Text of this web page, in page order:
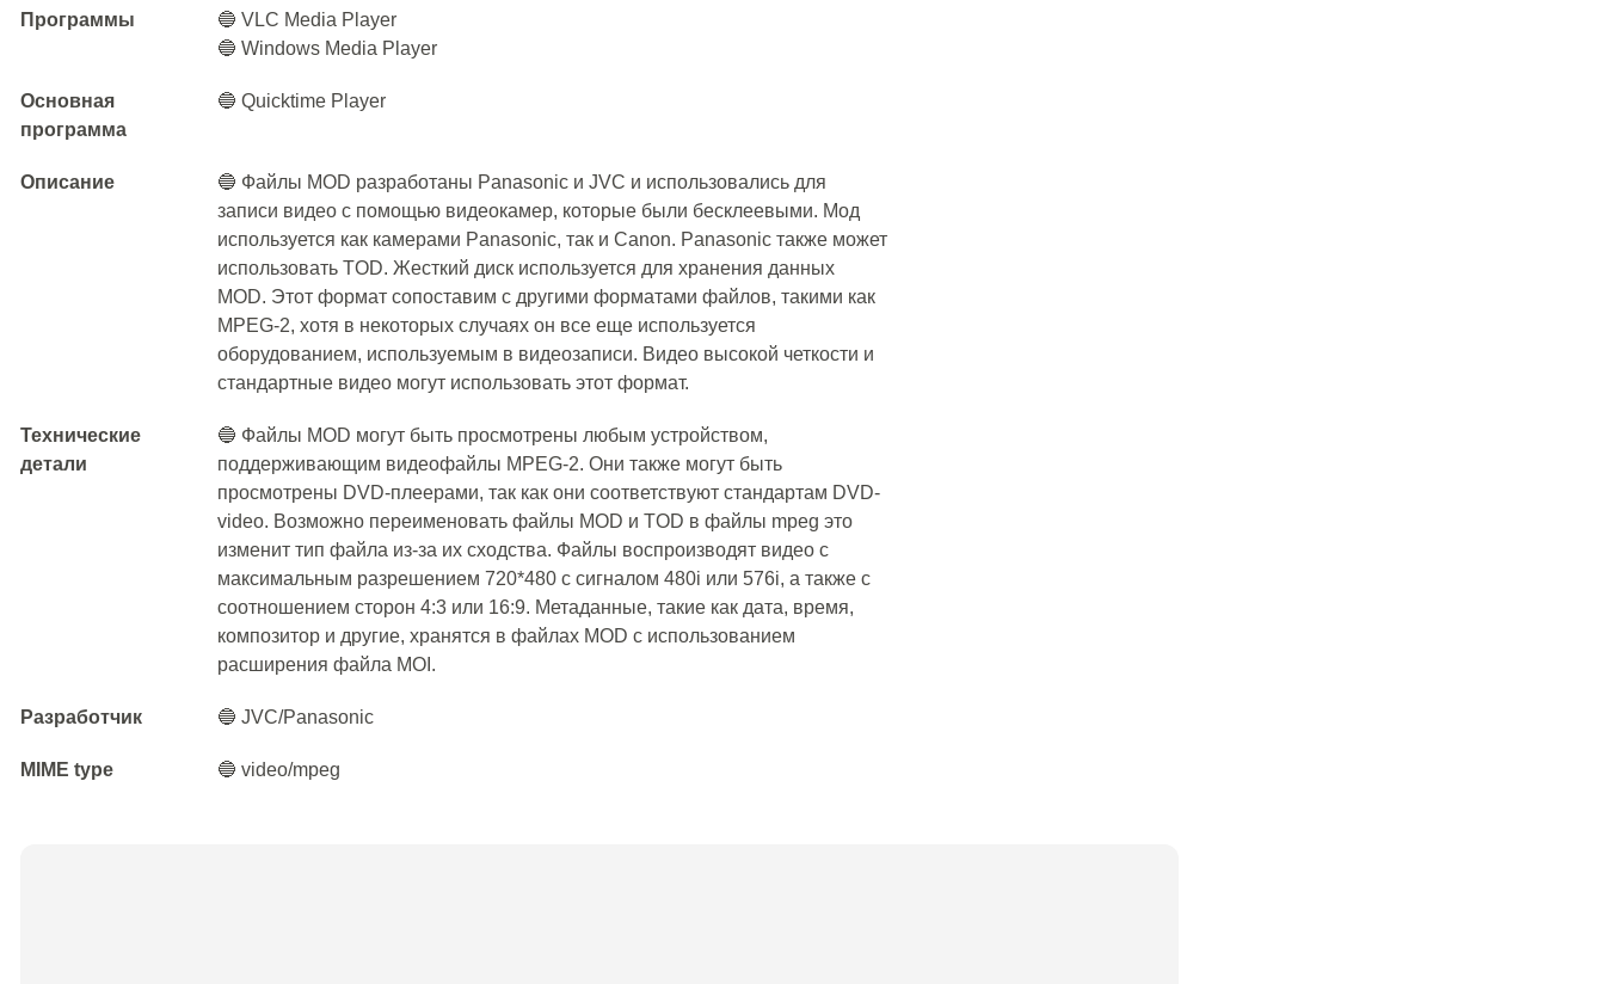
Программы
🔵 VLC Media Player
🔵 Windows Media Player
Основная
программа
🔵 Quicktime Player
Описание
🔵 Файлы MOD разработаны Panasonic и JVC и использовались для
записи видео с помощью видеокамер, которые были бесклеевыми. Мод
используется как камерами Panasonic, так и Canon. Panasonic также может
использовать TOD. Жесткий диск используется для хранения данных
MOD. Этот формат сопоставим с другими форматами файлов, такими как
MPEG-2, хотя в некоторых случаях он все еще используется
оборудованием, используемым в видеозаписи. Видео высокой четкости и
стандартные видео могут использовать этот формат.
Технические
детали
🔵 Файлы MOD могут быть просмотрены любым устройством,
поддерживающим видеофайлы MPEG-2. Они также могут быть
просмотрены DVD-плеерами, так как они соответствуют стандартам DVD-
video. Возможно переименовать файлы MOD и TOD в файлы mpeg это
изменит тип файла из-за их сходства. Файлы воспроизводят видео с
максимальным разрешением 720*480 с сигналом 480i или 576i, а также с
соотношением сторон 4:3 или 16:9. Метаданные, такие как дата, время,
композитор и другие, хранятся в файлах MOD с использованием
расширения файла MOI.
Разработчик 🔵 JVC/Panasonic
MIME type 🔵 video/mpeg